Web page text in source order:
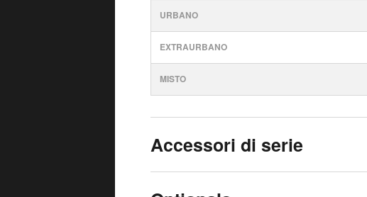
URBANO
EXTRAURBANO
MISTO
Accessori di serie